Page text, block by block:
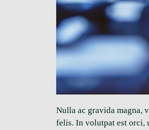
Nulla ac gravida magna,
felis. In volutpat est orci,